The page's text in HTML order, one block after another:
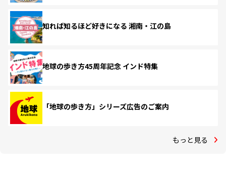
知れば知るほど好きになる 湘南・江の島
地球の歩き方45周年記念 インド特集
「地球の歩き方」シリーズ広告のご案内
もっと見る